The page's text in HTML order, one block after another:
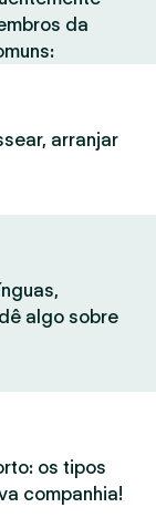
da
arranjar
algo sobre
os tipos
companhia!